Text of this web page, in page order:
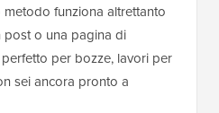
funziona altrettanto
o una pagina di
per bozze, lavori per
sei ancora pronto a